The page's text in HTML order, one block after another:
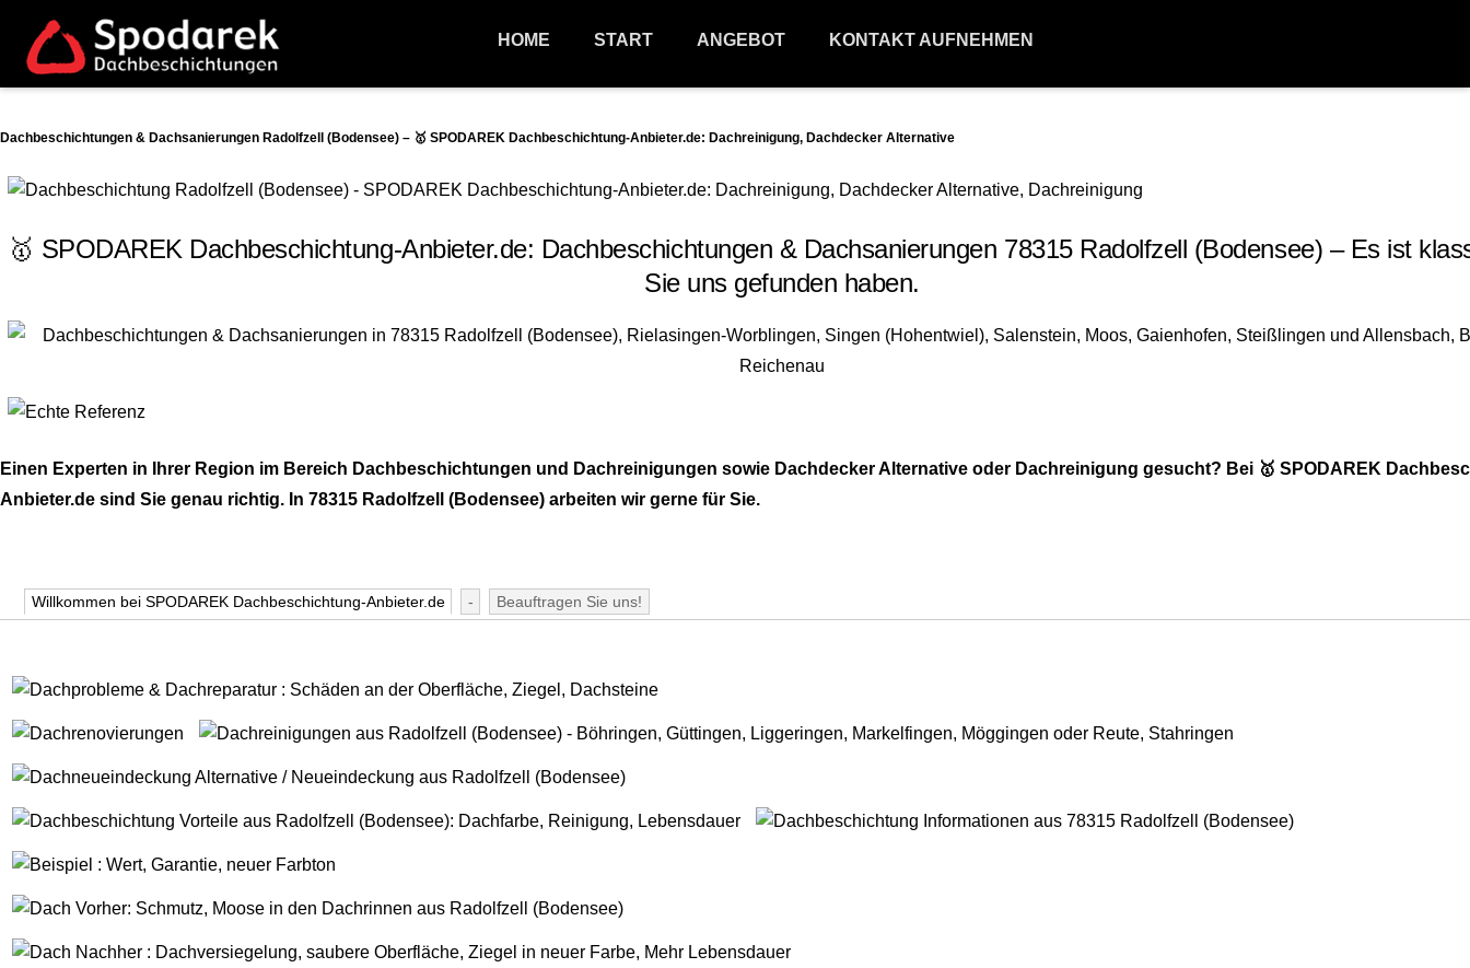
HOME START ANGEBOT KONTAKT AUFNEHMEN
Dachbeschichtungen & Dachsanierungen Radolfzell (Bodensee) – 🥇 SPODAREK Dachbeschichtung-Anbieter.de: Dachreinigung, Dachdecker Alternative
🥇 SPODAREK Dachbeschichtung-Anbieter.de: Dachbeschichtungen & Dachsanierungen 78315 Radolfzell (Bodensee) – Es ist
Sie uns gefunden haben.
Einen Experten in Ihrer Region im Bereich Dachbeschichtungen und Dachreinigungen sowie Dachdecker Alternative oder Dachreinigung gesucht? Bei 🥇 SPODAREK
Anbieter.de sind Sie genau richtig. In 78315 Radolfzell (Bodensee) arbeiten wir gerne für Sie.
Willkommen bei SPODAREK Dachbeschichtung-Anbieter.de - Beauftragen Sie uns!